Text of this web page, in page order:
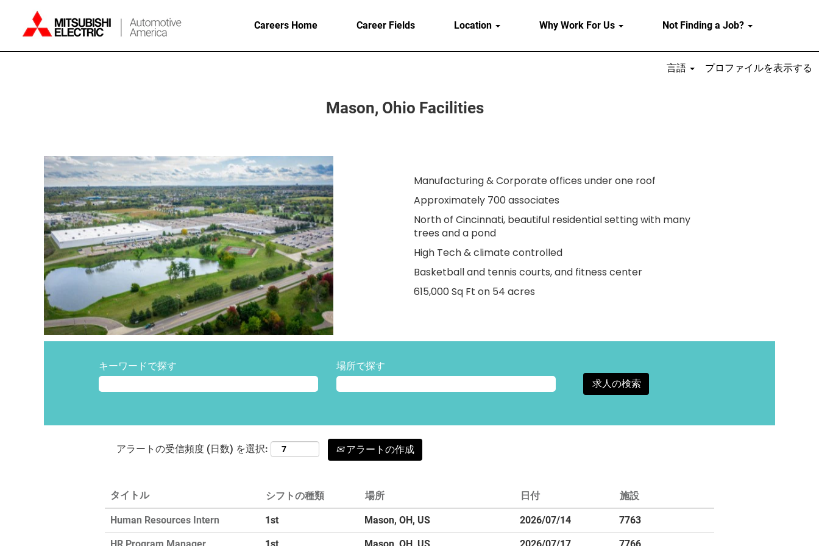
Careers Home Career Fields Location Why Work For Us Not Finding a Job?
言語 プロファイルを表示する
Mason, Ohio Facilities
Manufacturing & Corporate offices under one roof
Approximately 700 associates
North of Cincinnati, beautiful residential setting with many
trees and a pond
High Tech & climate controlled
Basketball and tennis courts, and fitness center
615,000 Sq Ft on 54 acres
キーワードで探す 場所で探す
アラートの受信頻度 (日数) を選択: アラートの作成
タイトル シフトの種類 場所 日付 施設
Human Resources Intern 1st Mason, OH, US 2026/07/14 7763